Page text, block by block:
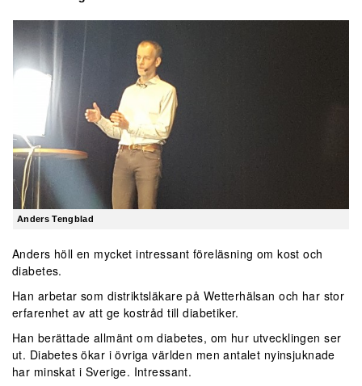
Anders Tengblad
Anders höll en mycket intressant föreläsning om kost och
diabetes.
Han arbetar som distriktsläkare på Wetterhälsan och har stor
erfarenhet av att ge kostråd till diabetiker.
Han berättade allmänt om diabetes, om hur utvecklingen ser
ut. Diabetes ökar i övriga världen men antalet nyinsjuknade
har minskat i Sverige. Intressant.